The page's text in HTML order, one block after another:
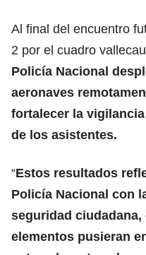
Al final del encuentro
2 por el cuadro
Policía Nacional
aeronaves
fortalecer la
de los asistentes.
“Estos resultados
Policía Nacional con
seguridad
elementos pusieran